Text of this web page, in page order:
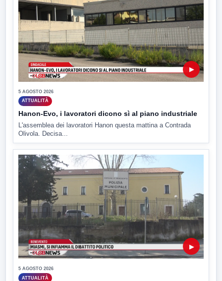
▶
5 AGOSTO 2026
ATTUALITÀ
Hanon-Evo, i lavoratori dicono sì al piano industriale
L'assemblea dei lavoratori Hanon questa mattina a Contrada
Olivola. Decisa...
▶
5 AGOSTO 2026
ATTUALITÀ